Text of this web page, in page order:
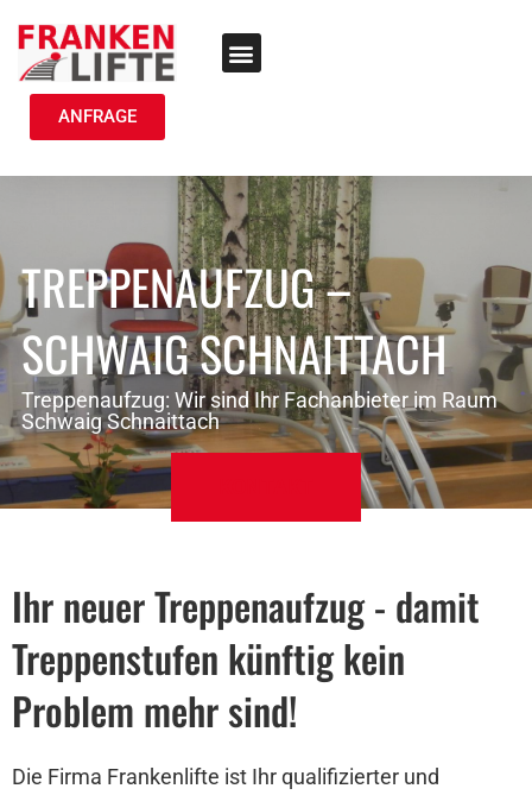
ANFRAGE
TREPPENAUFZUG –
SCHWAIG SCHNAITTACH
Treppenaufzug: Wir sind Ihr Fachanbieter im Raum
Schwaig Schnaittach
Ihr neuer Treppenaufzug - damit
Treppenstufen künftig kein
Problem mehr sind!
Die Firma Frankenlifte ist Ihr qualifizierter und